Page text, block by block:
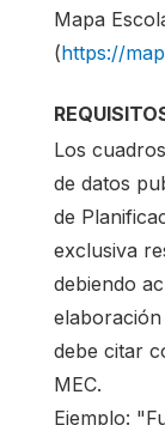
Mapa
(https://
Los
de datos
de
exclusiva
debiendo
debe citar
MEC.
Ejemplo: